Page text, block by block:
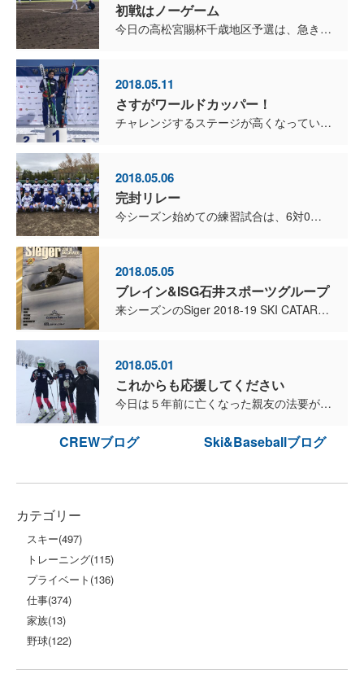
初戦はノーゲーム
今日の高松宮賜杯千歳地区予選は、急きょ相手チームの棄権でノーゲーム。 切り換えてしっかりとした練習が出来たので、２週間後の地区代表戦に向けて調子を上げて行きます。 明日も練習がある...
2018.05.11
さすがワールドカッパー！
チャレンジするステージが高くなっていくと、出来ることをやっていては勝てなくなる。 まずは重要にみえることが100個あっても、最重要なひとつを見極めることが大切です。 勝つために考え...
2018.05.06
完封リレー
今シーズン始めての練習試合は、6対0で勝ちました。 投手陣は、吉田、登坂息子、一戸、樺沢、江川 投手と繫いで完封リレー。 攻撃陣も新加入の水口、三門選手が大活躍。 大村選手も特大ホー...
2018.05.05
ブレイン&ISG石井スポーツグループ
来シーズンのSiger 2018-19 SKI CATAROG！ P116〜P119に、ブレイン&ISG石井スポーツグループの企画が掲載されています。 現在詳細を詰めていま...
2018.05.01
これからも応援してください
今日は５年前に亡くなった親友の法要があります。 本当にアルペンスキーが大好きな人で、２０代の頃からいつも一緒に、スキーを楽しんできました。 競技スキーに夢中になったの...
CREWブログ Ski&Baseballブログ
カテゴリー
スキー(497)
トレーニング(115)
プライベート (136)
仕事(374)
家族(13)
野球(122)